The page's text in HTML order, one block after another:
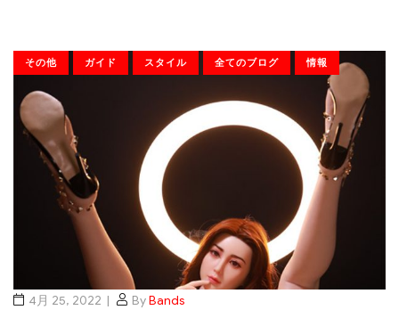
その他 ガイド スタイル 全てのブログ 情報
4月 25, 2022 ByBands